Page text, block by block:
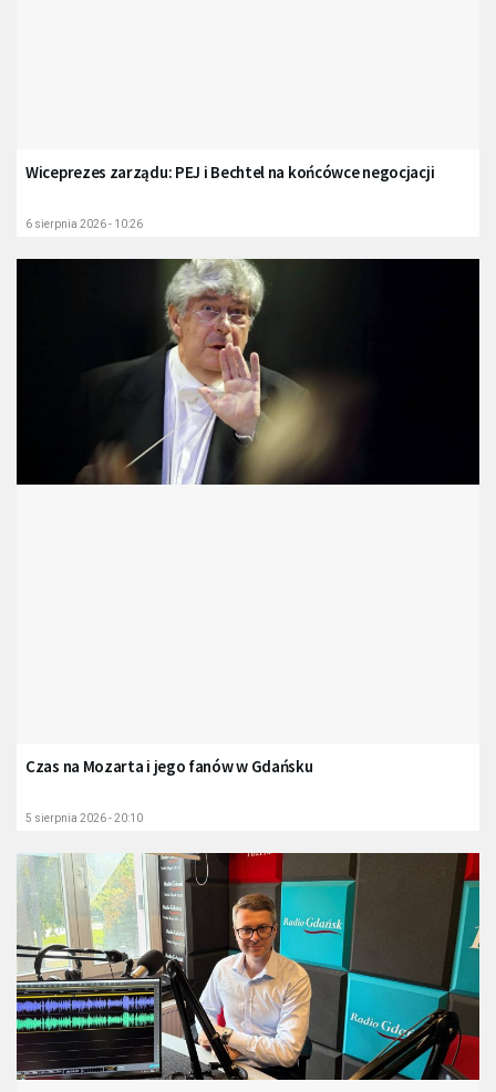
Wiceprezes zarządu: PEJ i Bechtel na końcówce negocjacji
6 sierpnia 2026 - 10:26
Czas na Mozarta i jego fanów w Gdańsku
5 sierpnia 2026 - 20:10